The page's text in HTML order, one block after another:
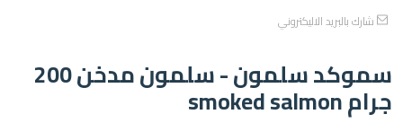
شارك بالبريد الاليكتروني
سموكد سلمون - سلمون مدخن 200
جرام smoked salmon